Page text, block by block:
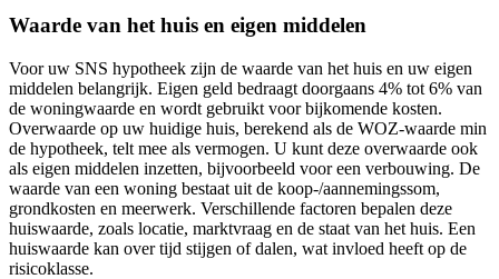
Waarde van het huis en eigen middelen
Voor uw SNS hypotheek zijn de waarde van het huis en uw eigen
middelen belangrijk. Eigen geld bedraagt doorgaans 4% tot 6% van
de woningwaarde en wordt gebruikt voor bijkomende kosten.
Overwaarde op uw huidige huis, berekend als de WOZ-waarde min
de hypotheek, telt mee als vermogen. U kunt deze overwaarde ook
als eigen middelen inzetten, bijvoorbeeld voor een verbouwing. De
waarde van een woning bestaat uit de koop-/aannemingssom,
grondkosten en meerwerk. Verschillende factoren bepalen deze
huiswaarde, zoals locatie, marktvraag en de staat van het huis. Een
huiswaarde kan over tijd stijgen of dalen, wat invloed heeft op de
risicoklasse.